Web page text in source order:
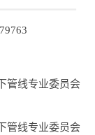
管线专业委员会
管线专业委员会